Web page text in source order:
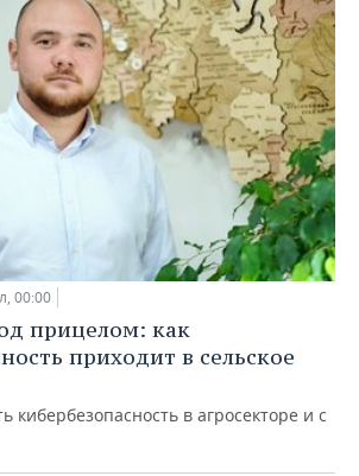
00:00
прицелом: как
приходит в сельское
кибербезопасность в агросекторе и с